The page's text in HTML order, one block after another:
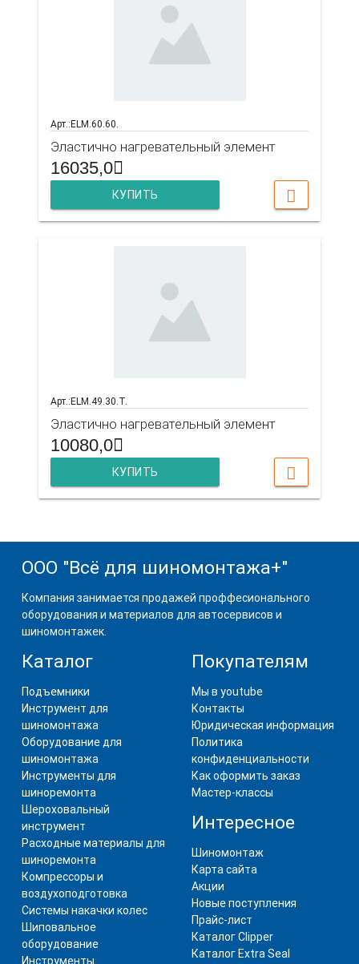
Арт.:ELM.60.60.
Эластично нагревательный элемент
16035,0
КУПИТЬ
Арт.:ELM.49.30.T.
Эластично нагревательный элемент
10080,0
КУПИТЬ
ООО "Всё для шиномонтажа+"
Компания занимается продажей проффесионального
оборудования и материалов для автосервисов и
шиномонтажек.
Каталог
Подъемники
Инструмент для
шиномонтажа
Оборудование для
шиномонтажа
Инструменты для
шиноремонта
Шероховальный
инструмент
Расходные материалы для
шиноремонта
Компрессоры и
воздухоподготовка
Системы накачки колес
Шиповальное
оборудование
Инструменты
Покупателям
Мы в youtube
Контакты
Юридическая информация
Политика
конфиденциальности
Как оформить заказ
Мастер-классы
Интересное
Шиномонтаж
Карта сайта
Акции
Новые поступления
Прайс-лист
Каталог Clipper
Каталог Extra Seal